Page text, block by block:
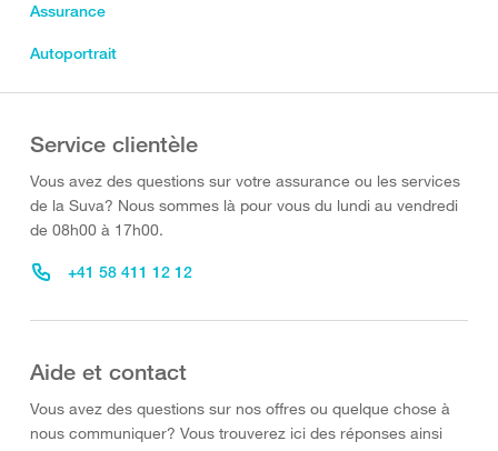
Assurance
Autoportrait
Service clientèle
Vous avez des questions sur votre assurance ou les services
de la Suva? Nous sommes là pour vous du lundi au vendredi
de 08h00 à 17h00.
+41 58 411 12 12
Aide et contact
Vous avez des questions sur nos offres ou quelque chose à
nous communiquer? Vous trouverez ici des réponses ainsi